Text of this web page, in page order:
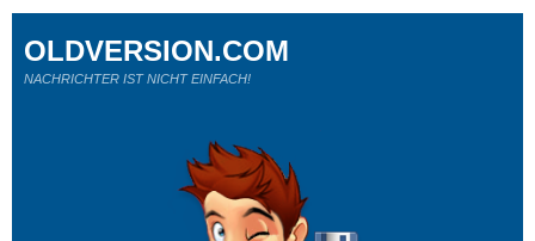
OLDVERSION.COM
NACHRICHTER IST NICHT EINFACH!